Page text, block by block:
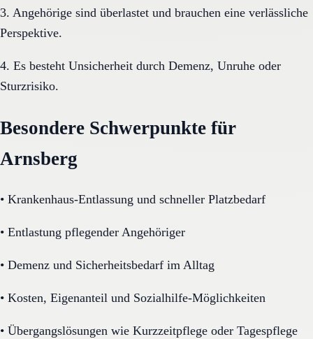
3. Angehörige sind überlastet und brauchen eine verlässliche
Perspektive.
4. Es besteht Unsicherheit durch Demenz, Unruhe oder
Sturzrisiko.
Besondere Schwerpunkte für
Arnsberg
• Krankenhaus-Entlassung und schneller Platzbedarf
• Entlastung pflegender Angehöriger
• Demenz und Sicherheitsbedarf im Alltag
• Kosten, Eigenanteil und Sozialhilfe-Möglichkeiten
• Übergangslösungen wie Kurzzeitpflege oder Tagespflege